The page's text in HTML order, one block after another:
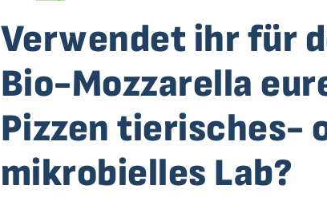
Verwendet ihr für
Bio-Mozzarella
Pizzen tierisches-
mikrobielles Lab?